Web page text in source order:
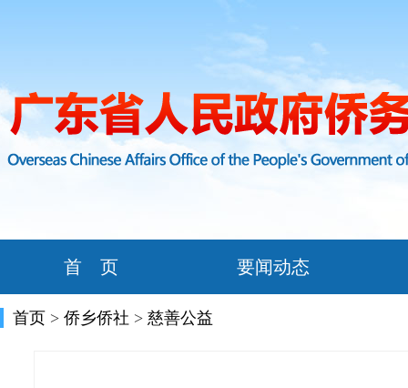
首 页 要闻动态
首页 > 侨乡侨社 > 慈善公益